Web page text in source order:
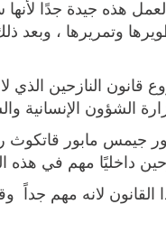
هذه جيدة جدًا
وتمريرها ،
قانون النازحين
الشؤون الإنسانية
جيمس مابور قاتكوث
داخليًا مهم في هذه
لانه مهم جداً